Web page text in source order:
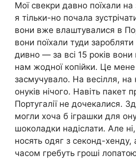
Мої свекри давно поїхали на
я тільки-но почала
вони вже влаштувалися в
вони поїхали туди
дивно — за всі 15 років вони
нам жодної копійки. Це мене
засмучувало. На весілля,
онуків нічого. Навіть пакет
Португалії не дочекалися.
могли хоча б іграшки для
шоколадки надіслати. Але
носять одяг з секонд-хенду,
часом гребуть гроші